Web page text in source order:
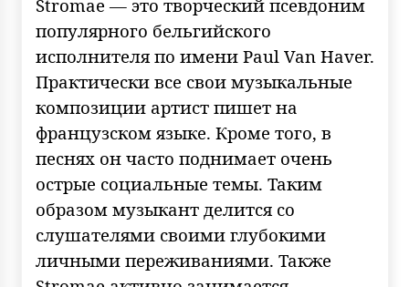
Stromae — это творческий псевдоним
популярного бельгийского
исполнителя по имени Paul Van Haver.
Практически все свои музыкальные
композиции артист пишет на
французском языке. Кроме того, в
песнях он часто поднимает очень
острые социальные темы. Таким
образом музыкант делится со
слушателями своими глубокими
личными переживаниями. Также